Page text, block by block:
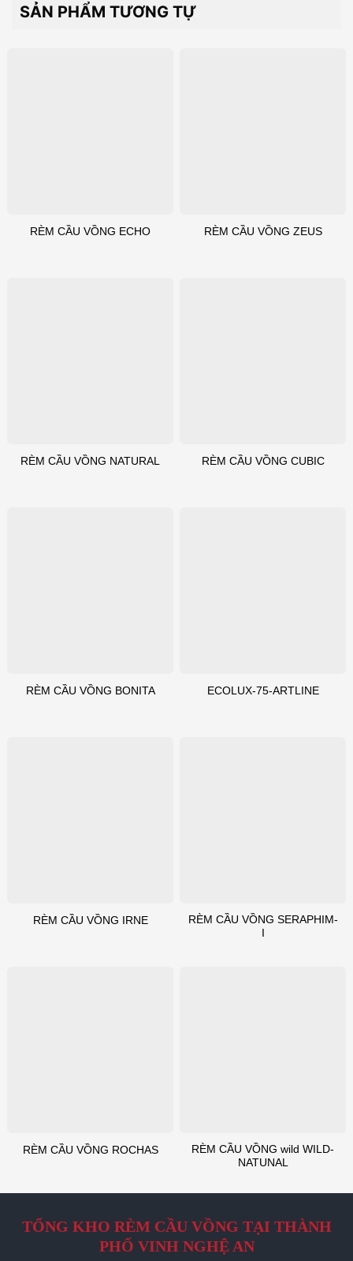
SẢN PHẨM TƯƠNG TỰ
RÈM CẦU VỒNG ECHO RÈM CẦU VỒNG ZEUS
RÈM CẦU VỒNG NATURAL RÈM CẦU VỒNG CUBIC
RÈM CẦU VỒNG BONITA ECOLUX-75-ARTLINE
RÈM CẦU VỒNG IRNE
RÈM CẦU VỒNG SERAPHIM-
RÈM CẦU VỒNG ROCHAS
RÈM CẦU VỒNG wild WILD-
NATUNAL
TỔNG KHO RÈM CẦU VỒNG TẠI THÀNH
PHỐ VINH NGHỆ AN